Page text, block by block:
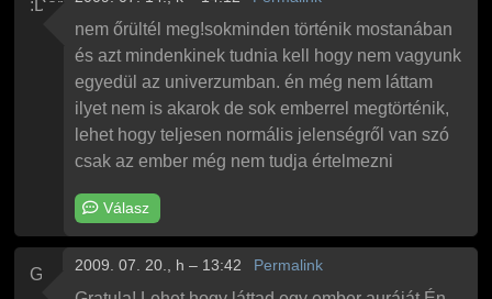
:Dorka
nem őrültél meg!sokminden történik mostanában
és azt mindenkinek tudnia kell hogy nem vagyunk
egyedül az univerzumban. én még nem láttam
ilyet nem is akarok de sok emberrel megtörténik,
lehet hogy teljesen normális jelenségről van szó
csak az ember még nem tudja értelmezni
Válasz
Gyula2009. 07. 20., h – 13:42 Permalink